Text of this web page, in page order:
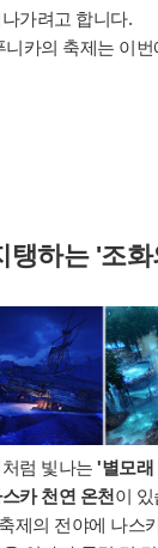
가려고 합니다.
카의 축제는 이
탱하는 '조
럼 빛나는 '별모래
카 천연 온천이
제의 전야에 나스